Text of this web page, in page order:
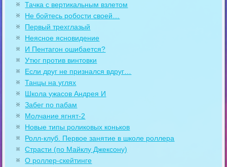
Тачка с вертикальным взлетом
Не бойтесь робости своей…
Первый трехглазый
Неясное ясновидение
И Пентагон ошибается?
Утюг против винтовки
Если друг не признался вдруг…
Танцы на углях
Школа ужасов Андрея И
Забег по пабам
Молчание ягнят-2
Новые типы роликовых коньков
Ролл-клуб. Первое занятие в школе роллера
Страсти (по Майклу Джексону)
О роллер-скейтинге